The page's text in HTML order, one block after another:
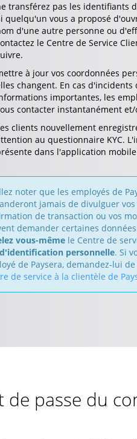
transférez pas les identifiants
quelqu'un vous a proposé
d'une autre personne ou
le Centre de Service
à jour vos coordonnées
changent. En cas
importantes, les
contacter instantanément
clients nouvellement
au questionnaire KYC.
dans l'application mobile
noter que les employés de
jamais de divulguer
de transaction ou vos
demander certaines
vous-même le Centre de
personnelle. Si
de Paysera, demandez-lui
de service à la clientèle de
de passe du